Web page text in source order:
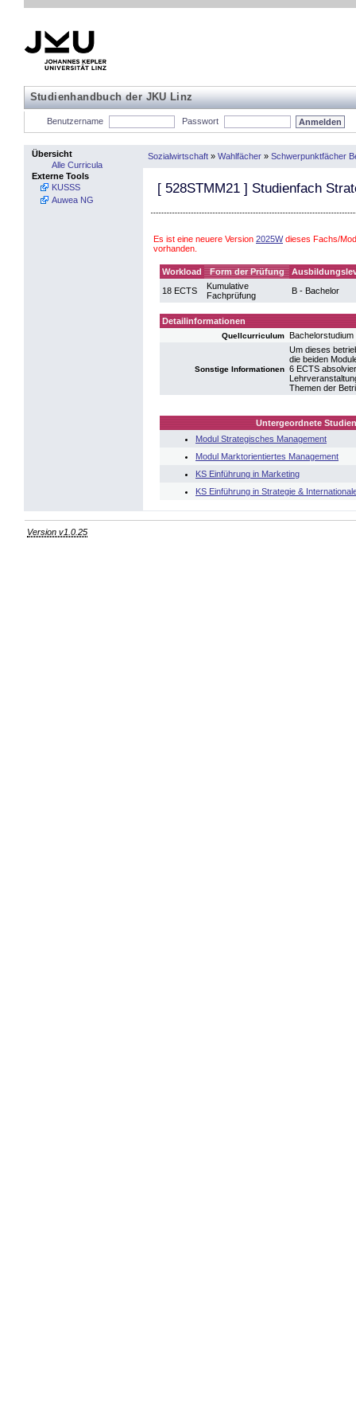
Studienhandbuch der JKU Linz
Benutzername Passwort
Übersicht
Alle Curricula
Externe Tools
KUSSS
Auwea NG
Sozialwirtschaft » Wahlfächer » Schwerpunktfächer
[ 528STMM21 ] Studienfach
Es ist eine neuere Version 2025Wdieses Fachs/
vorhanden.
Workload Form der Prüfung
18 ECTS
Kumulative
Fachprüfung
B - Bachelor
Detailinformationen
Quellcurriculum
Sonstige Informationen
Um dieses
die beiden
6 ECTS
Themen der
Untergeordnete
Modul Strategisches Management
Modul Marktorientiertes Management
KS Einführung in Marketing
KS Einführung in Strategie &
Version v1.0.25